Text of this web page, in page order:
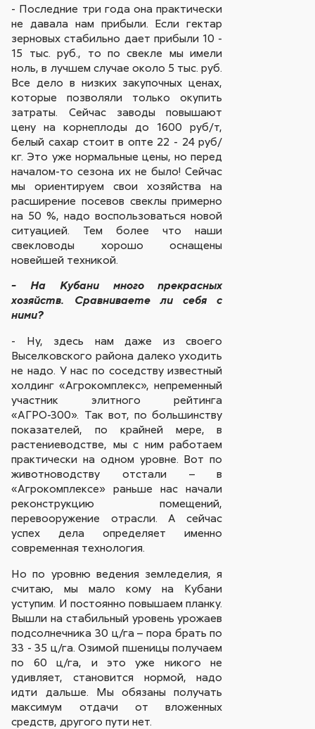
- Последние три года она практически
не давала нам прибыли. Если гектар
зерновых стабильно дает прибыли 10 -
15 тыс. руб., то по свекле мы имели
ноль, в лучшем случае около 5 тыс. руб.
Все дело в низких закупочных ценах,
которые позволяли только окупить
затраты. Сейчас заводы повышают
цену на корнеплоды до 1600 руб/т,
белый сахар стоит в опте 22 - 24 руб/
кг. Это уже нормальные цены, но перед
началом-то сезона их не было! Сейчас
мы ориентируем свои хозяйства на
расширение посевов свеклы примерно
на 50 %, надо воспользоваться новой
ситуацией. Тем более что наши
свекловоды хорошо оснащены
новейшей техникой.
- На Кубани много прекрасных
хозяйств. Сравниваете ли себя с
ними?
- Ну, здесь нам даже из своего
Выселковского района далеко уходить
не надо. У нас по соседству известный
холдинг «Агрокомплекс», непременный
участник элитного рейтинга
«АГРО-300». Так вот, по большинству
показателей, по крайней мере, в
растениеводстве, мы с ним работаем
практически на одном уровне. Вот по
животноводству отстали – в
«Агрокомплексе» раньше нас начали
реконструкцию помещений,
перевооружение отрасли. А сейчас
успех дела определяет именно
современная технология.
Но по уровню ведения земледелия, я
считаю, мы мало кому на Кубани
уступим. И постоянно повышаем планку.
Вышли на стабильный уровень урожаев
подсолнечника 30 ц/га – пора брать по
33 - 35 ц/га. Озимой пшеницы получаем
по 60 ц/га, и это уже никого не
удивляет, становится нормой, надо
идти дальше. Мы обязаны получать
максимум отдачи от вложенных
средств, другого пути нет.